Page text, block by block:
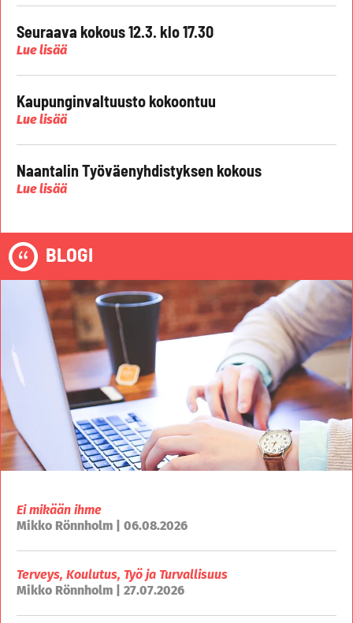
Seuraava kokous 12.3. klo 17.30
Lue lisää
Kaupunginvaltuusto kokoontuu
Lue lisää
Naantalin Työväenyhdistyksen kokous
Lue lisää
BLOGI
Ei mikään ihme
Mikko Rönnholm | 06.08.2026
Terveys, Koulutus, Työ ja Turvallisuus
Mikko Rönnholm | 27.07.2026